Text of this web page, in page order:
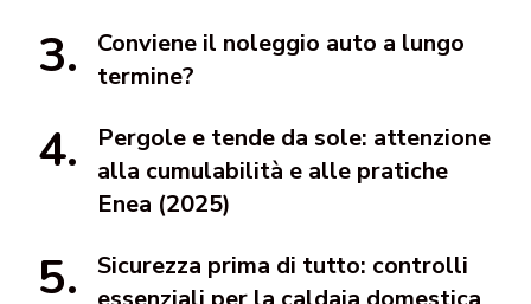
Conviene il noleggio auto a lungo
termine?
Pergole e tende da sole: attenzione
alla cumulabilità e alle pratiche
Enea (2025)
Sicurezza prima di tutto: controlli